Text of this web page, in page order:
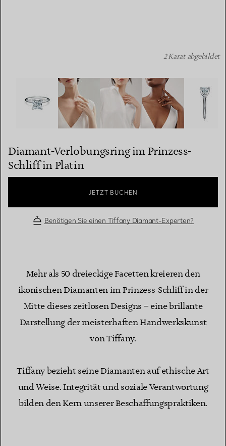
Diamant-Verlobungsring im Prinzess-Schliff in Platin
2 Karat abgebildet
Diamant-Verlobungsring im Prinzess-
Schliff in Platin
JETZT BUCHEN
Benötigen Sie einen Tiffany Diamant-Experten?
Mehr als 50 dreieckige Facetten kreieren den
ikonischen Diamanten im Prinzess-Schliff in der
Mitte dieses zeitlosen Designs – eine brillante
Darstellung der meisterhaften Handwerkskunst
von Tiffany.
Tiffany bezieht seine Diamanten auf ethische Art
und Weise. Integrität und soziale Verantwortung
bilden den Kern unserer Beschaffungspraktiken.